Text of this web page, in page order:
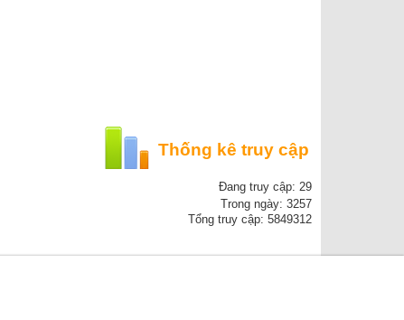
Thống kê truy cập
Đang truy cập: 29
Trong ngày: 3257
Tổng truy cập: 5849312